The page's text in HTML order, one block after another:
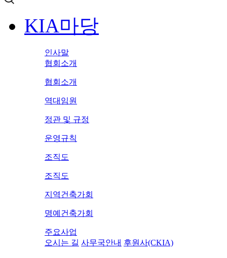
KIA마당
인사말
협회소개
협회소개
역대임원
정관 및 규정
운영규칙
조직도
조직도
지역건축가회
명예건축가회
주요사업
오시는 길 사무국안내 후원사(CKIA)